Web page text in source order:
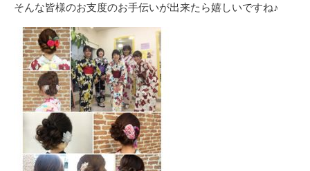
そんな皆様のお支度のお手伝いが出来たら嬉しいですね♪